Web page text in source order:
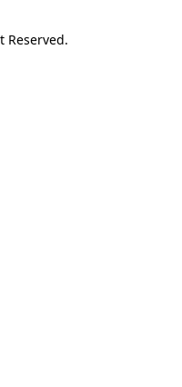
Reserved.